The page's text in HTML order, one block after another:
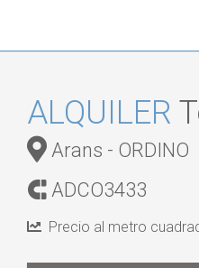
ALQUILER
Arans - ORDINO
ADCO3433
Precio al metro